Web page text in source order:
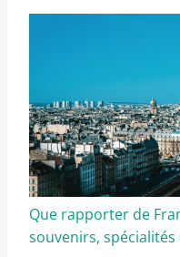
Que rapporter de
souvenirs,